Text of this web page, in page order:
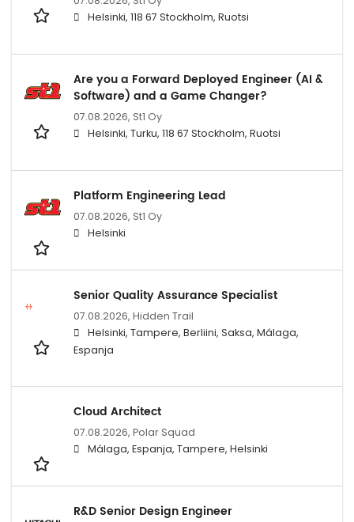
Helsinki, 118 67 Stockholm, Ruotsi
Are you a Forward Deployed Engineer (AI &
Software) and a Game Changer?
07.08.2026, St1 Oy
Helsinki, Turku, 118 67 Stockholm, Ruotsi
Platform Engineering Lead
07.08.2026, St1 Oy
Helsinki
Senior Quality Assurance Specialist
07.08.2026, Hidden Trail
Helsinki, Tampere, Berliini, Saksa, Málaga,
Espanja
Cloud Architect
07.08.2026, Polar Squad
Málaga, Espanja, Tampere, Helsinki
R&D Senior Design Engineer